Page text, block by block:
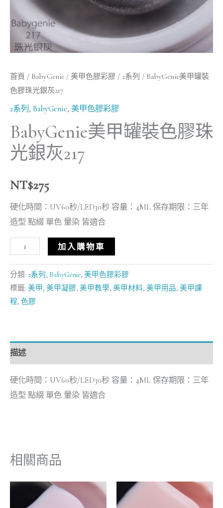
首頁 / BabyGenie / 美甲色膠彩膠 / 2系列 / BabyGenie美甲罐裝
色膠珠光銀灰217
2系列, BabyGenie, 美甲色膠彩膠
BabyGenie美甲罐裝色膠珠
光銀灰217
NT$275
硬化時間：UV60秒/LED30秒 容量：4ML 保存期限：三年
造型 點綴 單色 暈染 皆適合
217
量
加入購物車
分類: 2系列 , BabyGenie, 美甲色膠彩膠
標籤: 美甲, 美甲凝膠, 美甲教學, 美甲材料, 美甲用品, 美甲課
程, 色膠
描述
硬化時間：UV60秒/LED30秒 容量：4ML 保存期限：三年
造型 點綴 單色 暈染 皆適合
相關商品